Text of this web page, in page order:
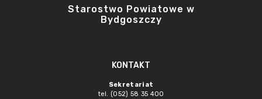
Starostwo Powiatowe w
Bydgoszczy
KONTAKT
Sekretariat
tel. (052) 58 35 400